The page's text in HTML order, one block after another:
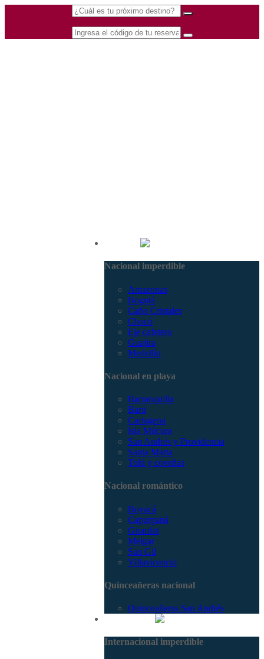
Nacional imperdible
Amazonas
Bogotá
Caño Cristales
Chocó
Eje cafetero
Guajira
Medellín
Nacional en playa
Barranquilla
Barú
Cartagena
Isla Múcura
San Andrés y Providencia
Santa Marta
Tolú y coveñas
Nacional romántico
Boyacá
Capurganá
Girardot
Melgar
San Gil
Villavicencio
Quinceañeras nacional
Quinceañeras San Andrés
Internacional imperdible